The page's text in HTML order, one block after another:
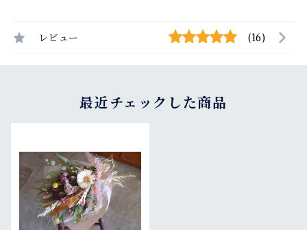
レビュー (16)
最近チェックした商品